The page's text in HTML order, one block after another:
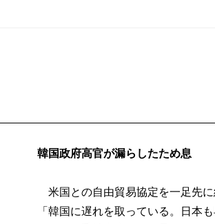
韓国政府高官が漏らしたため息
米国との自由貿易協定を一足先に
「韓国に遅れを取っている。日本